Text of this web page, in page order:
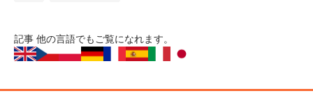
記事 他の言語でもご覧になれます。